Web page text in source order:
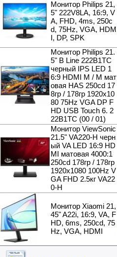
Монитор Philips 21,
5" 222V8LA, 16:9, V
A, FHD, 4ms, 250c
d, 75Hz, VGA, HDM
I, DP, SPK
Монитор Philips 21.
5" B Line 222B1TC
черный IPS LED 1
6:9 HDMI M / M мат
овая HAS 250cd 17
8гр / 178гр 1920x10
80 75Hz VGA DP F
HD USB Touch 6. 2
22B1TC (00 / 01)
Монитор ViewSonic
21.5" VA220-H черн
ый VA LED 16:9 HD
MI матовая 4000:1
250cd 178гр / 178гр
1920x1080 100Hz V
GA FHD 2.5кг VA22
0-H
Монитор Xiaomi 21,
45" A22i, 16:9, VA, F
HD, 6ms, 250cd, 75
Hz, VGA, HDMI